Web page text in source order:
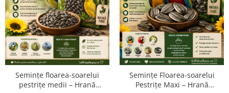
Semințe floarea-soarelui
pestrițe medii – Hrană
Semințe Floarea-soarelui
Pestrițe Maxi – Hrană